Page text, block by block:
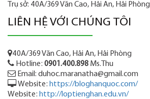
Trụ sở: 40A/369 Văn Cao, Hải An, Hải Phòng
LIÊN HỆ VỚI CHÚNG TÔI
40A/369 Văn Cao, Hải An, Hải Phòng
Hotline: 0901.400.898 Ms.Thu
Email: duhoc.maranatha@gmail.com
Website: https://bloghanquoc.com/
Website: http://loptienghan.edu.vn/